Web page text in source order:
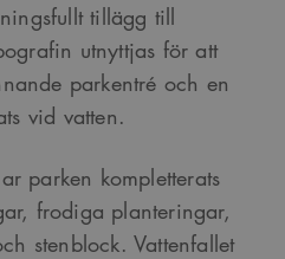
tillägg till
utnyttjas för att
parkentré och en
vid vatten.
parken kompletterats
frodiga planteringar,
stenblock. Vattenfallet